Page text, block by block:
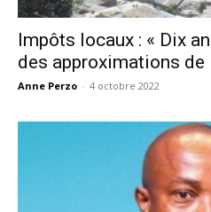
Impôts locaux : « Dix
des approximations de
Anne Perzo - 4 octobre 2022